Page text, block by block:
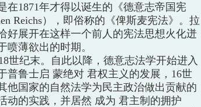
在1871年才得以诞生的《德意志帝国宪
Reichs），即俗称的《俾斯麦宪法》。拉
好展开在这样一个前人的宪法思想火化迸
薄欲出的时期。
纪末。自此以降，德意志法学开始进入
普鲁士启 蒙绝对 君权主义的发展，16世
他国家的自然法学为民主政治做出贡献的
动的实践，并居然 成为 君主制的拥护